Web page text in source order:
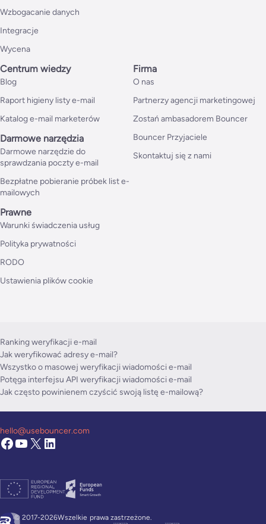
Wzbogacanie danych
Integracje
Wycena
Centrum wiedzy
Blog
Raport higieny listy e-mail
Katalog e-mail marketerów
Darmowe narzędzia
Darmowe narzędzie do
sprawdzania poczty e-mail
Bezpłatne pobieranie próbek list e-
mailowych
Firma
O nas
Partnerzy agencji marketingowej
Zostań ambasadorem Bouncer
Bouncer Przyjaciele
Skontaktuj się z nami
Prawne
Warunki świadczenia usług
Polityka prywatności
RODO
Ustawienia plików cookie
Ranking weryfikacji e-mail
Jak weryfikować adresy e-mail?
Wszystko o masowej weryfikacji wiadomości e-mail
Potęga interfejsu API weryfikacji wiadomości e-mail
Jak często powinienem czyścić swoją listę e-mailową?
© 2017-2026Wszelkie prawa zastrzeżone.
hello@usebouncer.com